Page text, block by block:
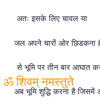
अतः इसके लिए चावल या
जल अपने चारों ओर छिडकना
से भूमि पर तीन बार आघात
अब भूमि शुद्धि करना है जिसमें